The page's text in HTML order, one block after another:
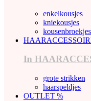
enkelkousjes
kniekousjes
kousenbroekjes
In
grote strikken
haarspeldjes
OUTLET %